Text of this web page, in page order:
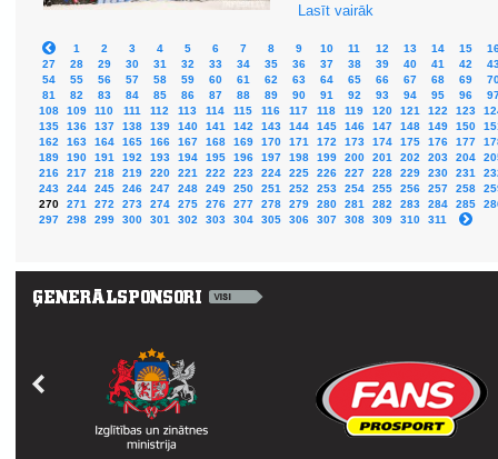
Lasīt vairāk
1 2 3 4 5 6 7 8 9 10 11 12 13 14 15
27
28 29 30 31 32 33 34 35 36 37 38 39 40 41 42
54
55 56 57 58 59 60 61 62 63 64 65 66 67 68 69
81
82 83 84 85 86 87 88 89 90 91 92 93 94 95 96
108
109 110 111 112 113 114 115 116 117 118 119 120 121 122 123
135
136 137 138 139 140 141 142 143 144 145 146 147 148 149 150
162
163 164 165 166 167 168 169 170 171 172 173 174 175 176 177
189
190 191 192 193 194 195 196 197 198 199 200 201 202 203 204
216
217 218 219 220 221 222 223 224 225 226 227 228 229 230 231
243
244 245 246 247 248 249 250 251 252 253 254 255 256 257 258
270
271 272 273 274 275 276 277 278 279 280 281 282 283 284 285
297
298 299 300 301 302 303 304 305 306 307 308 309 310 311